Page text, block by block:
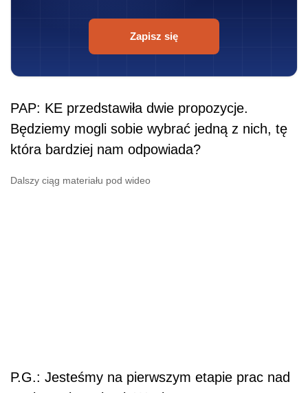
Zapisz się
PAP: KE przedstawiła dwie propozycje.
Będziemy mogli sobie wybrać jedną z nich, tę
która bardziej nam odpowiada?
Dalszy ciąg materiału pod wideo
P.G.: Jesteśmy na pierwszym etapie prac nad